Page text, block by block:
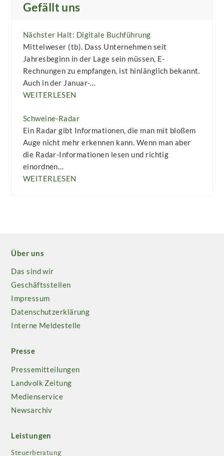
Gefällt uns
Nächster Halt: Digitale Buchführung
Mittelweser (tb). Dass Unternehmen seit
Jahresbeginn in der Lage sein müssen, E-
Rechnungen zu empfangen, ist hinlänglich bekannt.
Auch in der Januar-…
WEITERLESEN
Schweine-Radar
Ein Radar gibt Informationen, die man mit bloßem
Auge nicht mehr erkennen kann. Wenn man aber
die Radar-Informationen lesen und richtig
einordnen…
WEITERLESEN
Über uns
Das sind wir
Geschäftsstellen
Impressum
Datenschutzerklärung
Interne Meldestelle
Presse
Pressemitteilungen
Landvolk Zeitung
Medienservice
Newsarchiv
Leistungen
Steuerberatung